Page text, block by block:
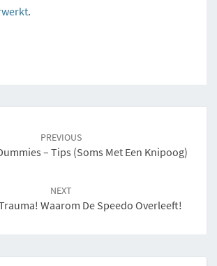
.
PREVIOUS
– Tips (soms Met Een Knipoog)
NEXT
Waarom De Speedo Overleeft!